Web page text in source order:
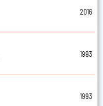
2016
1993
1993